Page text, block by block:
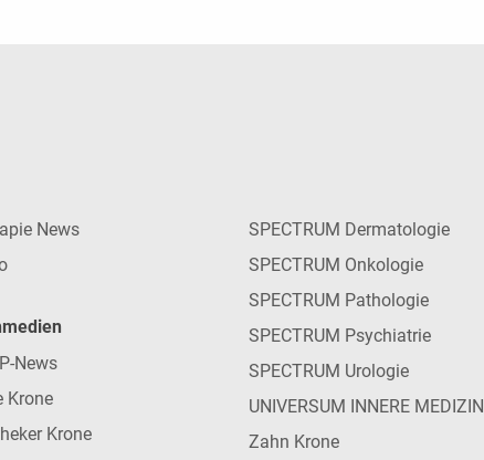
News
News
Krone
Krone
SPECTRUM Dermatologie
SPECTRUM Onkologie
SPECTRUM Pathologie
SPECTRUM Psychiatrie
SPECTRUM Urologie
UNIVERSUM INNERE MEDIZIN
Zahn Krone